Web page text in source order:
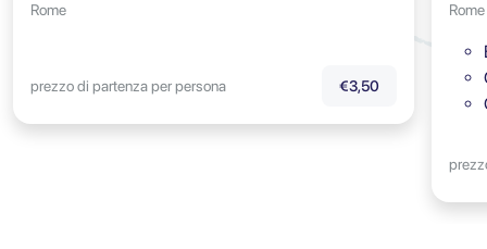
Rome
prezzo di partenza per persona €3,50
Rome